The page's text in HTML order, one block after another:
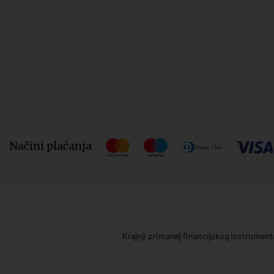
Načini plaćanja
Krajnji primatelj financijskog